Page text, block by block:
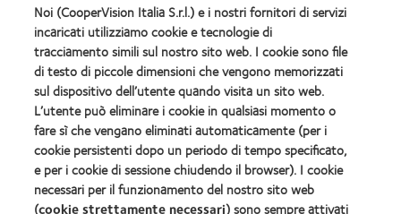
Trova un ottico
Lenti a contatto e visione
Nuovo utilizzatore
Portatore esperto
Su Di Noi
Opportunità di lavoro
Noi (CooperVision Italia S.r.l.) e i nostri fornitori di servizi
incaricati utilizziamo cookie e tecnologie di
tracciamento simili sul nostro sito web. I cookie sono file
di testo di piccole dimensioni che vengono memorizzati
sul dispositivo dell’utente quando visita un sito web.
L’utente può eliminare i cookie in qualsiasi momento o
fare sì che vengano eliminati automaticamente (per i
cookie persistenti dopo un periodo di tempo specificato,
e per i cookie di sessione chiudendo il browser). I cookie
necessari per il funzionamento del nostro sito web
(cookie strettamente necessari) sono sempre attivati